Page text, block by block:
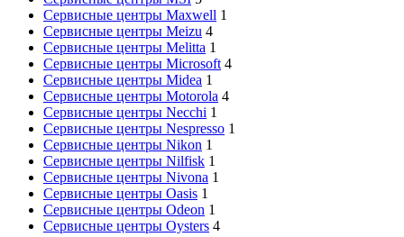
Сервисные центры Maxwell 1
Сервисные центры Meizu 4
Сервисные центры Melitta 1
Сервисные центры Microsoft 4
Сервисные центры Midea 1
Сервисные центры Motorola 4
Сервисные центры Necchi 1
Сервисные центры Nespresso 1
Сервисные центры Nikon 1
Сервисные центры Nilfisk 1
Сервисные центры Nivona 1
Сервисные центры Oasis 1
Сервисные центры Odeon 1
Сервисные центры Oysters 4